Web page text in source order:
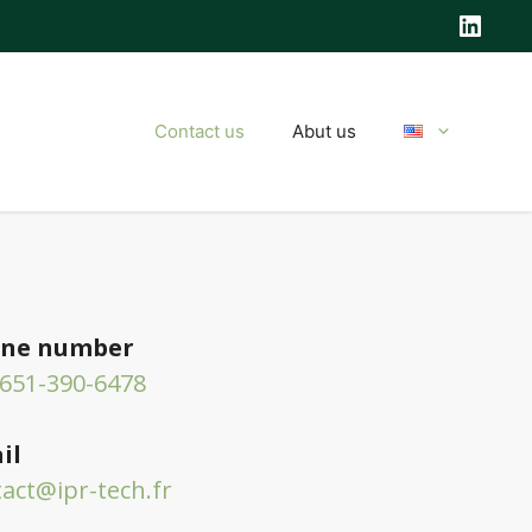
Contact us Abut us
number
390-6478
tech.fr